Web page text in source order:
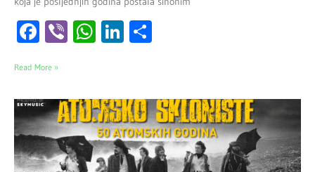
Facebook
ViberWhatsApp
LinkedIn
Read More »